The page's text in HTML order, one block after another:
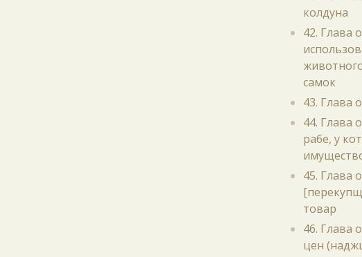
колдуна
42. Глава
самок
43. Глава
44. Глава
рабе, у
45. Глава
товар
46. Глава
цен